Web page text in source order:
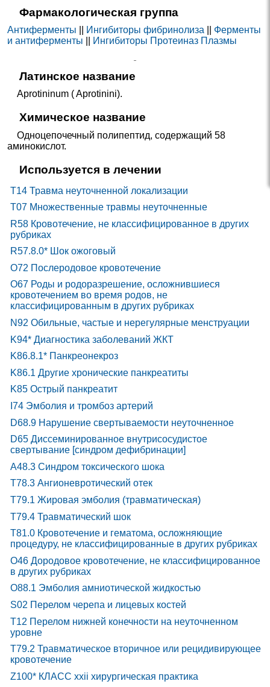
Фармакологическая группа
Антиферменты Ингибиторы фибринолиза
Ферменты
и антиферменты
Ингибиторы Протеиназ Плазмы
Латинское название
Aprotininum ( Aprotinini).
Химическое название
Одноцепочечный полипептид, содержащий 58
аминокислот.
Используется в лечении
T14 Травма неуточненной локализации
T07 Множественные травмы неуточненные
R58 Кровотечение, не классифицированное в других
рубриках
R57.8.0* Шок ожоговый
O72 Послеродовое кровотечение
O67 Роды и родоразрешение, осложнившиеся
кровотечением во время родов, не
классифицированным в других рубриках
N92 Обильные, частые и нерегулярные менструации
K94* Диагностика заболеваний ЖКТ
K86.8.1* Панкреонекроз
K86.1 Другие хронические панкреатиты
K85 Острый панкреатит
I74 Эмболия и тромбоз артерий
D68.9 Нарушение свертываемости неуточненное
D65 Диссеминированное внутрисосудистое
свертывание [синдром дефибринации]
A48.3 Синдром токсического шока
T78.3 Ангионевротический отек
T79.1 Жировая эмболия (травматическая)
T79.4 Травматический шок
T81.0 Кровотечение и гематома, осложняющие
процедуру, не классифицированные в других рубриках
O46 Дородовое кровотечение, не классифицированное
в других рубриках
O88.1 Эмболия амниотической жидкостью
S02 Перелом черепа и лицевых костей
T12 Перелом нижней конечности на неуточненном
уровне
T79.2 Травматическое вторичное или рецидивирующее
кровотечение
Z100* КЛАСС xxii хирургическая практика